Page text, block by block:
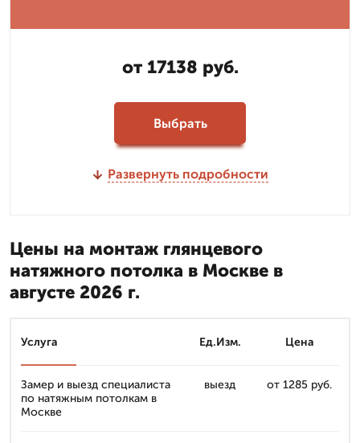
от 17138 руб.
Выбрать
Развернуть подробности
Цены на монтаж глянцевого
натяжного потолка в Москве в
августе 2026 г.
Услуга Ед.Изм. Цена
Замер и выезд специалиста
по натяжным потолкам в
Москве
выезд от 1285 руб.